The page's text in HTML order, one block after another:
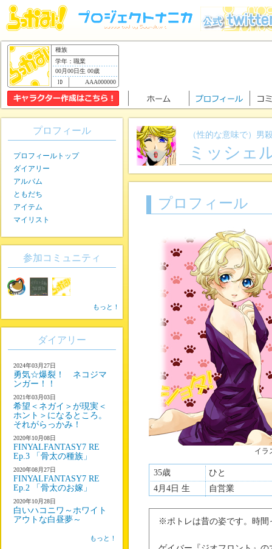
種族
学年：職業
00月00日生 00歳
AAA000000
（性的な意味で）男
ミッシェ
プロフィール
イラ
35歳
ひと
4月4日 生
自営業
※ポトレは昔の姿です。時間
プロフィール
プロフィールトップ
ダイアリー
アルバム
ともだち
アイテム
マイリスト
参加コミュニティ
もっと！
ダイアリー
2024年03月27日
勇気☆爆裂！ ネコジマ
ンガー！！
2021年03月03日
希望＜ネガイ＞が現実＜
ホント＞になるところ。
それがらっかみ！
2020年10月08日
FINYALFANTASY7 RE
Ep.3 「骨太の種族」
2020年08月27日
FINYALFANTASY7 RE
Ep.2 「骨太のお嫁」
2020年10月28日
白いハコニワ～ホワイト
アウトな白昼夢～
もっと！